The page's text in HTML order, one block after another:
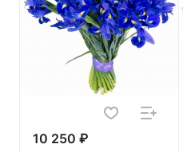
10 250 ₽